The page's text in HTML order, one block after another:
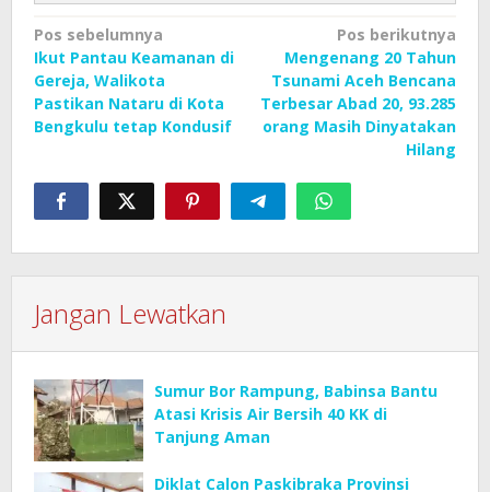
Navigasi
pos
Pos sebelumnya
Ikut Pantau Keamanan di
Gereja, Walikota
Pastikan Nataru di Kota
Bengkulu tetap Kondusif
Pos berikutnya
Mengenang 20 Tahun
Tsunami Aceh Bencana
Terbesar Abad 20, 93.285
orang Masih Dinyatakan
Hilang
Jangan Lewatkan
Sumur Bor Rampung, Babinsa Bantu
Atasi Krisis Air Bersih 40 KK di
Tanjung Aman
Diklat Calon Paskibraka Provinsi